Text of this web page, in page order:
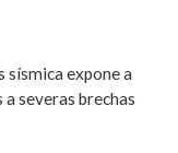
expone a
severas brechas